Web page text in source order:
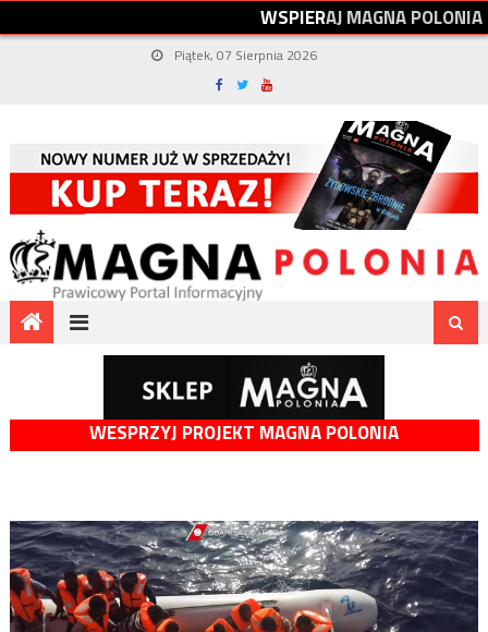
WSPIERAJMAGNAPOLONIA
Piątek, 07 Sierpnia 2026
WESPRZYJ PROJEKT MAGNA POLONIA